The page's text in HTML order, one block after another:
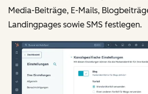
Media-Beiträge, E-Mails,
Landingpages sowie SMS festlegen.